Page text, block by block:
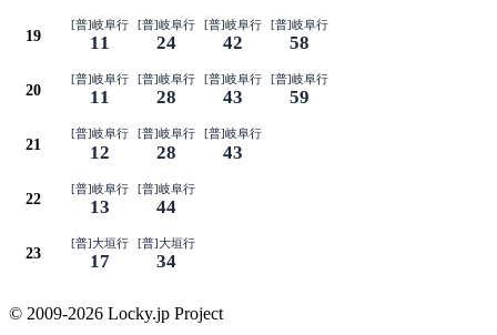
19
[普]岐阜行
11
[普]岐阜行
24
[普]岐阜行
42
[普]岐阜行
58
20
[普]岐阜行
11
[普]岐阜行
28
[普]岐阜行
43
[普]岐阜行
59
21
[普]岐阜行
12
[普]岐阜行
28
[普]岐阜行
43
22
[普]岐阜行
13
[普]岐阜行
44
23
[普]大垣行
17
[普]大垣行
34
© 2009-2026 Locky.jp Project